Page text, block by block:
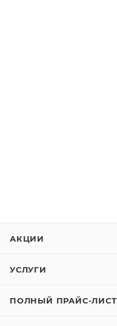
АКЦИИ
УСЛУГИ
ПОЛНЫЙ ПРАЙС-ЛИСТ